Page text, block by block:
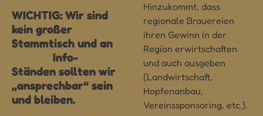
WICHTIG: Wir sind
kein großer
Stammtisch und an
Info-
Ständen sollten wir
„ansprechbar“ sein
und bleiben.
Hinzukommt, dass
regionale Brauereien
ihren Gewinn in der
Region erwirtschaften
und auch ausgeben
(Landwirtschaft,
Hopfenanbau,
Vereinssponsoring, etc.).